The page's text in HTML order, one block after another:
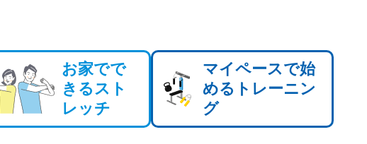
お家でで
きるスト
レッチ
マイペースで始
めるトレーニン
グ